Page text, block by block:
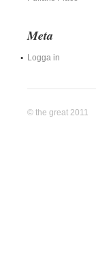
Meta
Logga in
© the great 2011